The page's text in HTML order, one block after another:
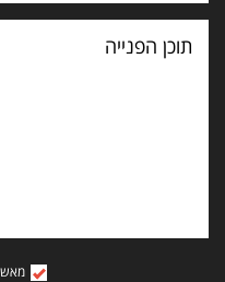
תוכן
הפנייה